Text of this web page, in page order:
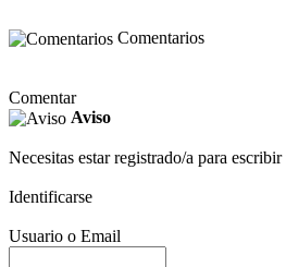
Comentarios
Comentar
Aviso
Necesitas estar registrado/a para
Identificarse
Usuario o Email